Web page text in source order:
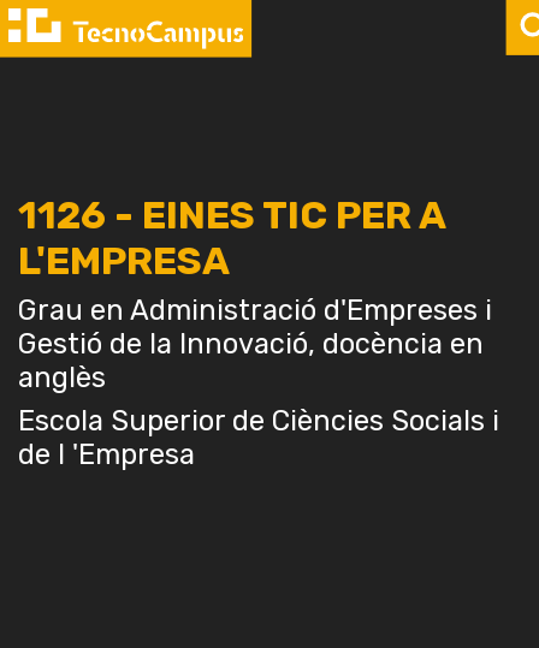
1126 - EINES TIC PER A
L'EMPRESA
Grau en Administració d'Empreses i
Gestió de la Innovació, docència en
anglès
Escola Superior de Ciències Socials i
de l 'Empresa